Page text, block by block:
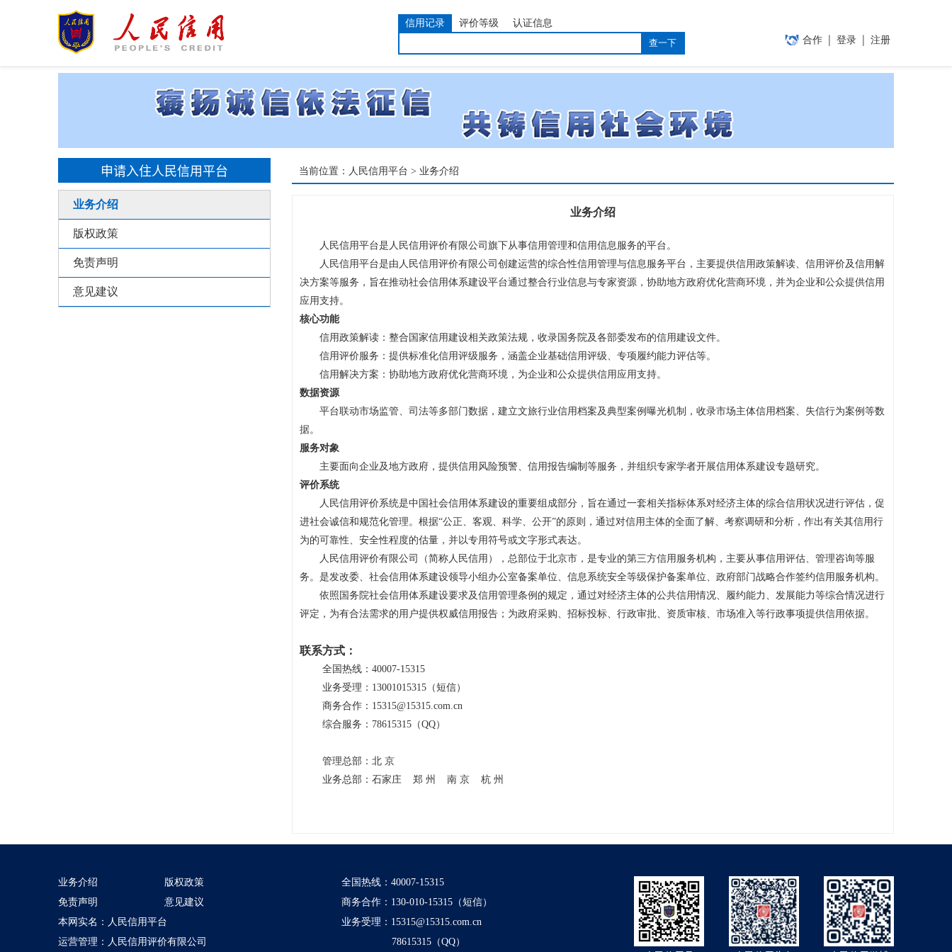
信用记录 评价等级
认证信息
查一下
合作 | 登录 | 注册
申请入住人民信用平台
业务介绍
版权政策
免责声明
意见建议
当前位置： 人民信用平台 > 业务介绍
业务介绍
人民信用平台是人民信用评价有限公司旗下从事信用管理和信用信息服务的平台。
人民信用平台是由人民信用评价有限公司创建运营的综合性信用管理与信息服务平台，主要提供信用政策解读、信用评价及信用解
决方案等服务，旨在推动社会信用体系建设平台通过整合行业信息与专家资源，协助地方政府优化营商环境，并为企业和公众提供信用
应用支持。
核心功能
‌ 信用政策解读‌：整合国家信用建设相关政策法规，收录国务院及各部委发布的信用建设文件。 ‌
‌ 信用评价服务‌：提供标准化信用评级服务，涵盖企业基础信用评级、专项履约能力评估等。 ‌
‌ 信用解决方案‌：协助地方政府优化营商环境，为企业和公众提供信用应用支持。 ‌
数据资源
平台联动市场监管、司法等多部门数据，建立文旅行业信用档案及典型案例曝光机制，收录市场主体信用档案、失信行为案例等数
据。 ‌
服务对象
主要面向企业及地方政府，提供信用风险预警、信用报告编制等服务，并组织专家学者开展信用体系建设专题研究。
评价系统
人民信用评价系统是中国社会信用体系建设的重要组成部分，旨在通过一套相关指标体系对经济主体的综合信用状况进行评估，促
进社会诚信和规范化管理。根据“公正、客观、科学、公开”的原则，通过对信用主体的全面了解、考察调研和分析，作出有关其信用行
为的可靠性、安全性程度的估量，并以专用符号或文字形式表达‌。
人民信用评价有限公司（简称人民信用），总部位于北京市，是专业的第三方信用服务机构，主要从事信用评估、管理咨询等服
务。是发改委、社会信用体系建设领导小组办公室备案单位、信息系统安全等级保护备案单位、政府部门战略合作签约信用服务机构。
依照国务院社会信用体系建设要求及信用管理条例的规定，通过对经济主体的公共信用情况、履约能力、发展能力等综合情况进行
评定，为有合法需求的用户提供权威信用报告；为政府采购、招标投标、行政审批、资质审核、市场准入等行政事项提供信用依据。
联系方式：
全国热线：40007-15315
业务受理： 13001015315（短信）
商务合作： 15315@15315.com.cn
综合服务：78615315（QQ）
管理总部：北 京
业务总部：石家庄 郑 州 南 京 杭 州
业务介绍
版权政策
免责声明
意见建议
本网实名：人民信用平台
运营管理：人民信用评价有限公司
全国热线：40007-15315
商务合作：130-010-15315（短信）
业务受理：15315@15315.com.cn
78615315（QQ）